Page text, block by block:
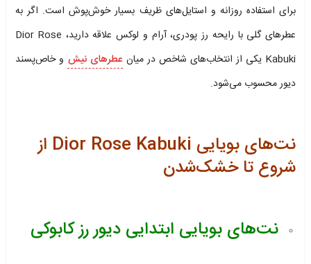
برای استفاده روزانه و استایل‌های ظریف بسیار خوش‌پوش است. اگر به
عطرهای گلی با رایحه رز پودری، آرام و لوکس علاقه دارید، Dior Rose
Kabuki یکی از انتخاب‌های شاخص در میان
عطرهای نیش و خاص‌پسند
دیور محسوب می‌شود.
نت‌های بویایی Dior Rose Kabuki از
شروع تا خشک‌شدن
نت‌های بویایی ابتدایی دیور رز کابوکی